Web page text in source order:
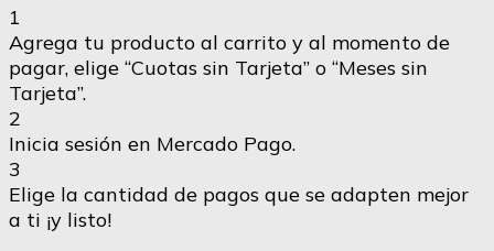
1
Agrega tu producto al carrito y al momento de
pagar, elige “Cuotas sin Tarjeta” o “Meses sin
Tarjeta”.
2
Inicia sesión en Mercado Pago.
3
Elige la cantidad de pagos que se adapten mejor
a ti ¡y listo!